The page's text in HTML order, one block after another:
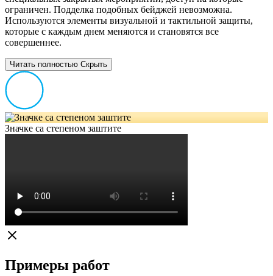
ограничен. Подделка подобных бейджей невозможна.
Используются элементы визуальной и тактильной защиты,
которые с каждым днем меняются и становятся все
совершеннее.
Читать полностью Скрыть
Значке са степеном заштите
Примеры работ